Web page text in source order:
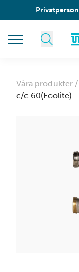
Privatperson
Våra produkter /
c/c 60(Ecolite)